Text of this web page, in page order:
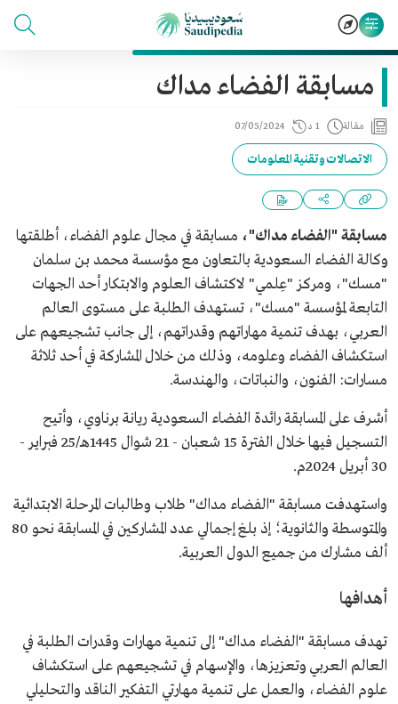
مسابقة الفضاء مداك
مقالة 1 د 07/05/2024
الاتصالات وتقنية المعلومات
مسابقة "الفضاء مداك"، مسابقة في مجال علوم الفضاء، أطلقتها
وكالة الفضاء السعودية بالتعاون مع مؤسسة محمد بن سلمان
"مسك"، ومركز "عِلمي" لاكتشاف العلوم والابتكار أحد الجهات
التابعة لمؤسسة "مسك"، تستهدف الطلبة على مستوى العالم
العربي، بهدف تنمية مهاراتهم وقدراتهم، إلى جانب تشجيعهم على
استكشاف الفضاء وعلومه، وذلك من خلال المشاركة في أحد ثلاثة
مسارات: الفنون، والنباتات، والهندسة.
أشرف على المسابقة رائدة الفضاء السعودية ريانة برناوي، وأتيح
التسجيل فيها خلال الفترة 15 شعبان - 21 شوال 1445هـ/25 فبراير -
30 أبريل 2024م.
واستهدفت مسابقة "الفضاء مداك" طلاب وطالبات المرحلة الابتدائية
والمتوسطة والثانوية؛ إذ بلغ إجمالي عدد المشاركين في المسابقة نحو 80
ألف مشارك من جميع الدول العربية.
أهدافها
تهدف مسابقة "الفضاء مداك" إلى تنمية مهارات وقدرات الطلبة في
العالم العربي وتعزيزها، والإسهام في تشجيعهم على استكشاف
علوم الفضاء، والعمل على تنمية مهارتي التفكير الناقد والتحليلي